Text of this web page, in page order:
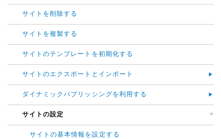
サイトを削除する
サイトを複製する
サイトのテンプレートを初期化する
サイトのエクスポートとインポート
ダイナミックパブリッシングを利用する
サイトの設定
サイトの基本情報を設定する